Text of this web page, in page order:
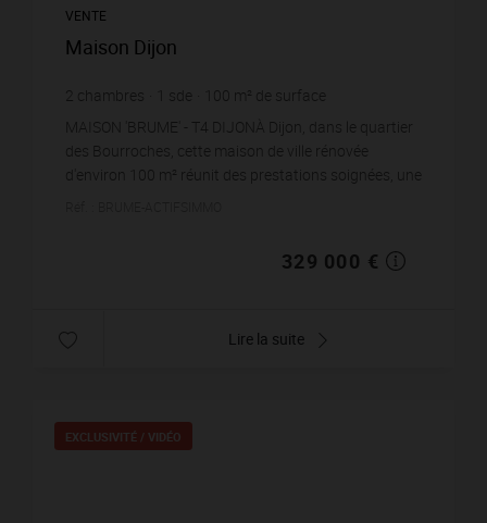
VENTE
Maison Dijon
2 chambres sde 100 m² de surface
142 m² de terrain 3 290 € prix / m²
MAISON 'BRUME' - T4 DIJONÀ Dijon, dans le quartier
des Bourroches, cette maison de ville rénovée
d'environ 100 m² réunit des prestations soignées, une
329 000 €
Lire la suite
EXCLUSIVITÉ / VIDÉO